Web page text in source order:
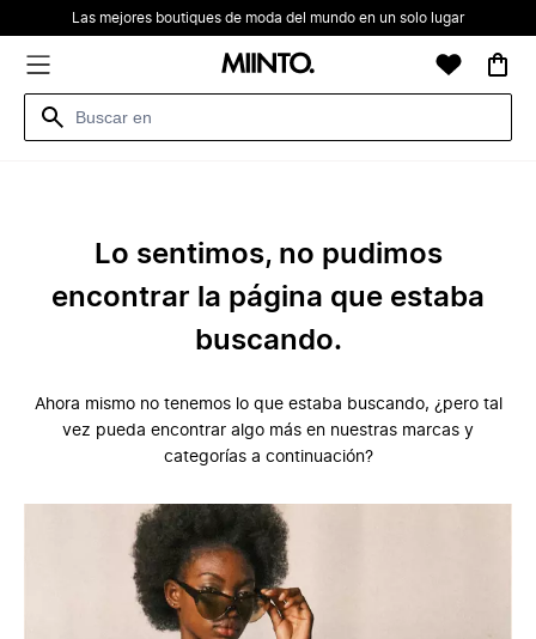
Las mejores boutiques de moda del mundo en un solo lugar
Lo sentimos, no pudimos
encontrar la página que estaba
buscando.
Ahora mismo no tenemos lo que estaba buscando, ¿pero tal
vez pueda encontrar algo más en nuestras marcas y
categorías a continuación?